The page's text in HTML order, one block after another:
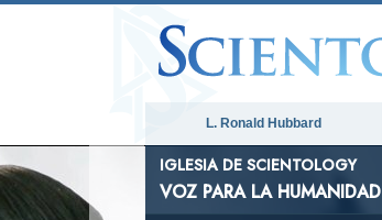
L. Ronald Hubbard
IGLESIA DE SCIENTOLOGY
VOZ PARA LA HUMANIDAD